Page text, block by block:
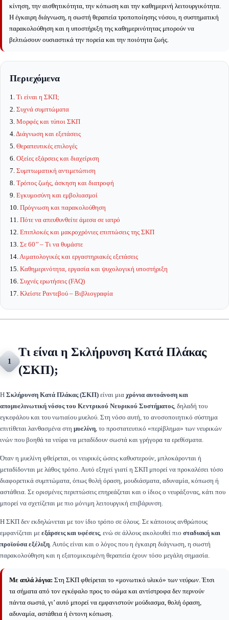
κίνηση, την αισθητικότητα, την κόπωση και την καθημερινή λειτουργικότητα.
Η έγκαιρη διάγνωση, η σωστή θεραπεία τροποποίησης νόσου, η συστηματική
παρακολούθηση και η υποστήριξη της καθημερινότητας μπορούν να
βελτιώσουν ουσιαστικά την πορεία και την ποιότητα ζωής.
Περιεχόμενα
1. Τι είναι η ΣΚΠ;
2. Συχνά συμπτώματα
3. Μορφές και τύποι ΣΚΠ
4.Διάγνωση και εξετάσεις
5. Θεραπευτικές επιλογές
6. Οξείες εξάρσεις και διαχείριση
7. Συμπτωματική αντιμετώπιση
8. Τρόπος ζωής, άσκηση και διατροφή
9. Εγκυμοσύνη και εμβολιασμοί
10. Πρόγνωση και παρακολούθηση
11. Πότε να απευθυνθείτε άμεσα σε ιατρό
12. Επιπλοκές και μακροχρόνιες επιπτώσεις της ΣΚΠ
13. Σε 60’’ – Τι να θυμάστε
14.Αιματολογικές και εργαστηριακές εξετάσεις
15. Καθημερινότητα, εργασία και ψυχολογική υποστήριξη
16. Συχνές ερωτήσεις (FAQ)
17. Κλείστε Ραντεβού – Βιβλιογραφία
1
Τι είναι η Σκλήρυνση Κατά Πλάκας
(ΣΚΠ);
Η Σκλήρυνση Κατά Πλάκας (ΣΚΠ) είναι μια χρόνια αυτοάνοση και
απομυελινωτική νόσος του Κεντρικού Νευρικού Συστήματος, δηλαδή του
εγκεφάλου και του νωτιαίου μυελού. Στη νόσο αυτή, το ανοσοποιητικό σύστημα
επιτίθεται λανθασμένα στη μυελίνη, το προστατευτικό «περίβλημα» των νευρικών
ινών που βοηθά τα νεύρα να μεταδίδουν σωστά και γρήγορα τα ερεθίσματα.
Όταν η μυελίνη φθείρεται, οι νευρικές ώσεις καθυστερούν, μπλοκάρονται ή
μεταδίδονται με λάθος τρόπο. Αυτό εξηγεί γιατί η ΣΚΠ μπορεί να προκαλέσει τόσο
διαφορετικά συμπτώματα, όπως θολή όραση, μουδιάσματα, αδυναμία, κόπωση ή
αστάθεια. Σε ορισμένες περιπτώσεις επηρεάζεται και ο ίδιος ο νευράξονας, κάτι που
μπορεί να σχετίζεται με πιο μόνιμη λειτουργική επιβάρυνση.
Η ΣΚΠ δεν εκδηλώνεται με τον ίδιο τρόπο σε όλους. Σε κάποιους ανθρώπους
εμφανίζεται με εξάρσεις και υφέσεις, ενώ σε άλλους ακολουθεί πιο σταδιακή και
προϊούσα εξέλιξη. Αυτός είναι και ο λόγος που η έγκαιρη διάγνωση, η σωστή
παρακολούθηση και η εξατομικευμένη θεραπεία έχουν τόσο μεγάλη σημασία.
Με απλά λόγια: Στη ΣΚΠ φθείρεται το «μονωτικό υλικό» των νεύρων. Έτσι
τα σήματα από τον εγκέφαλο προς το σώμα και αντίστροφα δεν περνούν
πάντα σωστά, γι’ αυτό μπορεί να εμφανιστούν μούδιασμα, θολή όραση,
αδυναμία, αστάθεια ή έντονη κόπωση.